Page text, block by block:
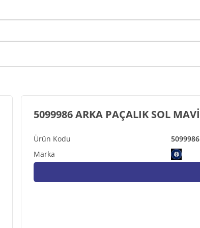
5099986
5099986 ARKA PAÇALIK SOL MAVİ